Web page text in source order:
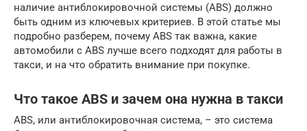
наличие антиблокировочной системы (ABS) должно
быть одним из ключевых критериев. В этой статье мы
подробно разберем, почему ABS так важна, какие
автомобили с ABS лучше всего подходят для работы в
такси, и на что обратить внимание при покупке.
Что такое ABS и зачем она нужна в такси
ABS, или антиблокировочная система, – это система